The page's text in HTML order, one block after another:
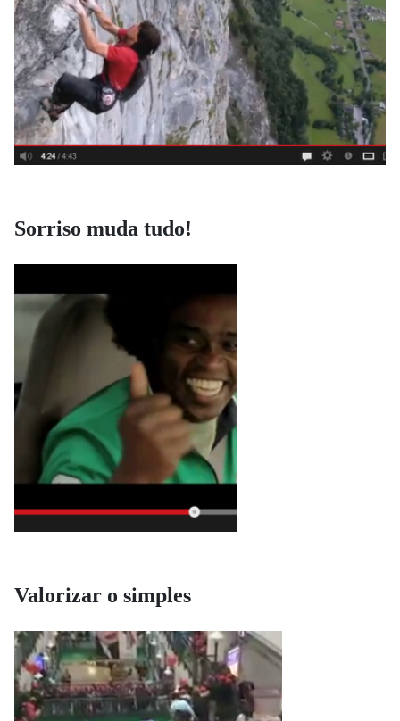
Sorriso muda tudo!
Valorizar o simples